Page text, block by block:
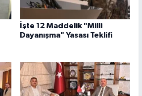
İşte 12 Maddelik "Milli
Dayanışma" Yasası Teklifi